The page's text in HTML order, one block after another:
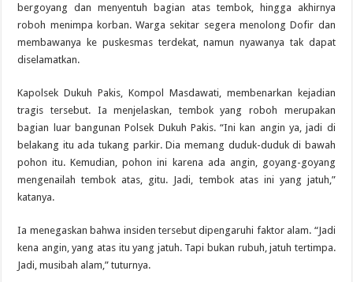
bergoyang dan menyentuh bagian atas tembok, hingga akhirnya
roboh menimpa korban. Warga sekitar segera menolong Dofir dan
membawanya ke puskesmas terdekat, namun nyawanya tak dapat
diselamatkan.
Kapolsek Dukuh Pakis, Kompol Masdawati, membenarkan kejadian
tragis tersebut. Ia menjelaskan, tembok yang roboh merupakan
bagian luar bangunan Polsek Dukuh Pakis. “Ini kan angin ya, jadi di
belakang itu ada tukang parkir. Dia memang duduk-duduk di bawah
pohon itu. Kemudian, pohon ini karena ada angin, goyang-goyang
mengenailah tembok atas, gitu. Jadi, tembok atas ini yang jatuh,”
katanya.
Ia menegaskan bahwa insiden tersebut dipengaruhi faktor alam. “Jadi
kena angin, yang atas itu yang jatuh. Tapi bukan rubuh, jatuh tertimpa.
Jadi, musibah alam,” tuturnya.